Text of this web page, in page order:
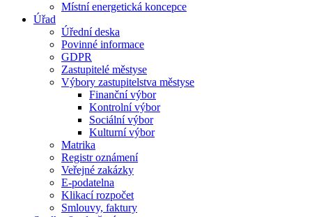
Místní energetická koncepce
Úřad
Úřední deska
Povinné informace
GDPR
Zastupitelé městyse
Výbory zastupitelstva městyse
Finanční výbor
Kontrolní výbor
Sociální výbor
Kulturní výbor
Matrika
Registr oznámení
Veřejné zakázky
E-podatelna
Klikací rozpočet
Smlouvy, faktury